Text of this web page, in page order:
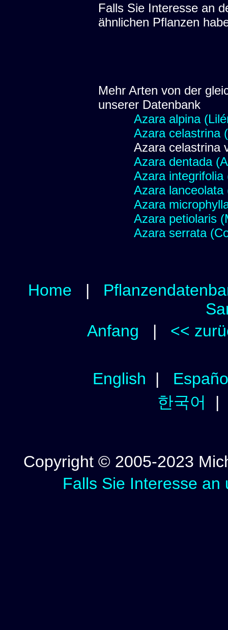
Falls Sie Interesse an
ähnlichen Pflanzen
Mehr Arten von der
unserer Datenbank
Azara alpina
Azara celastrina
Azara celastrina
Azara dentada
Azara integrifolia
Azara lanceolata
Azara
Azara petiolaris
Azara serrata
Home |
Anfang | <<
English |
한국어
Copyright © 2005-2023
Falls Sie Interesse